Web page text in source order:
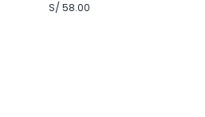
S/ 58.00